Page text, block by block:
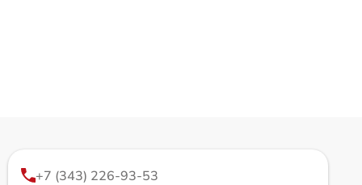
+7 (343) 226-93-53